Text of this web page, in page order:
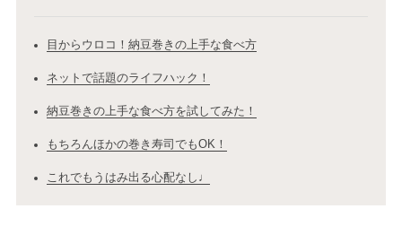
目からウロコ！納豆巻きの上手な食べ方
ネットで話題のライフハック！
納豆巻きの上手な食べ方を試してみた！
もちろんほかの巻き寿司でもOK！
これでもうはみ出る心配なし♩